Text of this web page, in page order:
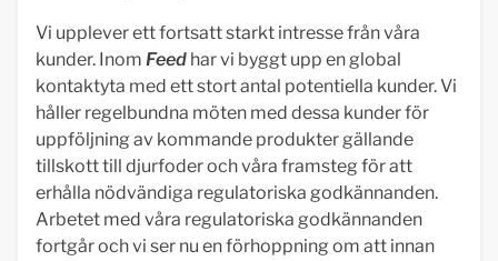
Vi upplever ett fortsatt starkt intresse från våra
kunder. Inom Feed har vi byggt upp en global
kontaktyta med ett stort antal potentiella kunder. Vi
håller regelbundna möten med dessa kunder för
uppföljning av kommande produkter gällande
tillskott till djurfoder och våra framsteg för att
erhålla nödvändiga regulatoriska godkännanden.
Arbetet med våra regulatoriska godkännanden
fortgår och vi ser nu en förhoppning om att innan